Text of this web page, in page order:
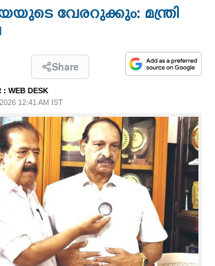
വേരറുക്കും: മന്ത്രി
Share
: WEB DESK
12:41 AM IST